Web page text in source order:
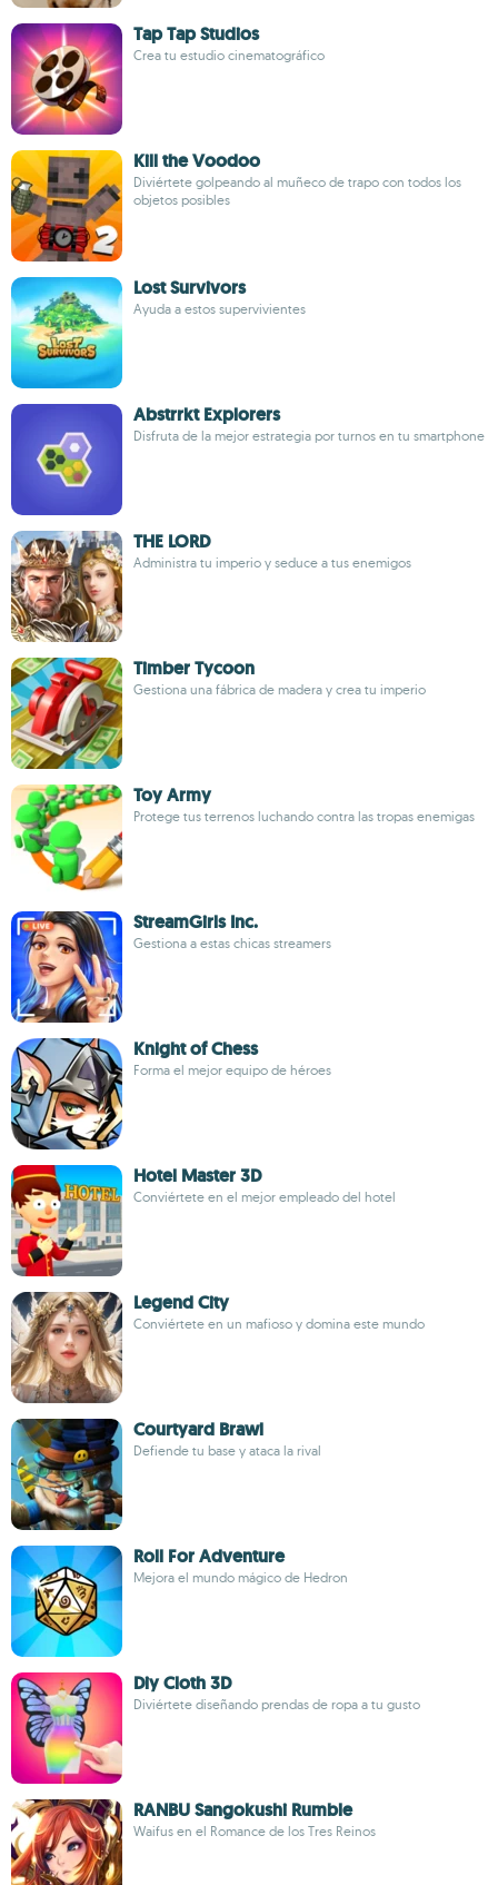
Tap Tap Studios
Crea tu estudio cinematográfico
Kill the Voodoo
Diviértete golpeando al muñeco de trapo con todos los
objetos posibles
Lost Survivors
Ayuda a estos supervivientes
Abstrrkt Explorers
Disfruta de la mejor estrategia por turnos en tu smartphone
THE LORD
Administra tu imperio y seduce a tus enemigos
Timber Tycoon
Gestiona una fábrica de madera y crea tu imperio
Toy Army
Protege tus terrenos luchando contra las tropas enemigas
StreamGirls Inc.
Gestiona a estas chicas streamers
Knight of Chess
Forma el mejor equipo de héroes
Hotel Master 3D
Conviértete en el mejor empleado del hotel
Legend City
Conviértete en un mafioso y domina este mundo
Courtyard Brawl
Defiende tu base y ataca la rival
Roll For Adventure
Mejora el mundo mágico de Hedron
Diy Cloth 3D
Diviértete diseñando prendas de ropa a tu gusto
RANBU Sangokushi Rumble
Waifus en el Romance de los Tres Reinos